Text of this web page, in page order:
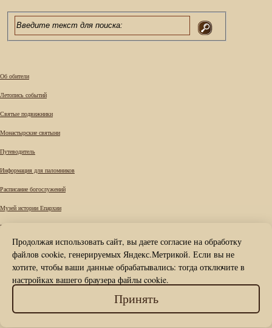
Об обители
Летопись событий
Святые подвижники
Монастырские святыни
Путеводитель
Информация для паломников
Расписание богослужений
Музей истории Епархии
Требы
Вопрос к наместнику
Контакты
Продолжая использовать сайт, вы даете согласие на обработку
файлов cookie, генерируемых Яндекс.Метрикой. Если вы не
хотите, чтобы ваши данные обрабатывались: тогда отключите в
настройках вашего браузера файлы cookie.
Принять